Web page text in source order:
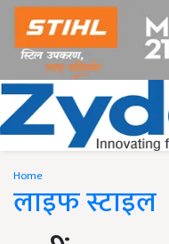
Home
लाइफ स्टाइल